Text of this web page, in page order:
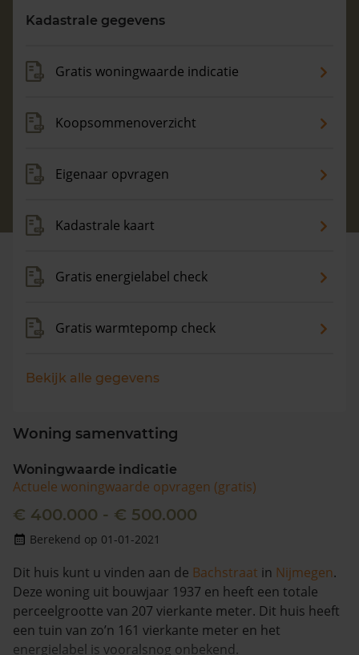
Maandag t/m vrijdag - 08:00 -18:00
Kadastrale gegevens
Gratis woningwaarde indicatie
Koopsommenoverzicht
Eigenaar opvragen
Kadastrale kaart
Gratis energielabel check
Gratis warmtepomp check
Bekijk alle gegevens
Woning samenvatting
Woningwaarde indicatie
Actuele woningwaarde opvragen (gratis)
€ 400.000 - € 500.000
Berekend op 01-01-2021
Dit huis kunt u vinden aan de Bachstraat in Nijmegen.
Deze woning uit bouwjaar 1937 en heeft een totale
perceelgrootte van 207 vierkante meter. Dit huis heeft
een tuin van zo’n 161 vierkante meter en het
energielabel is vooralsnog onbekend.